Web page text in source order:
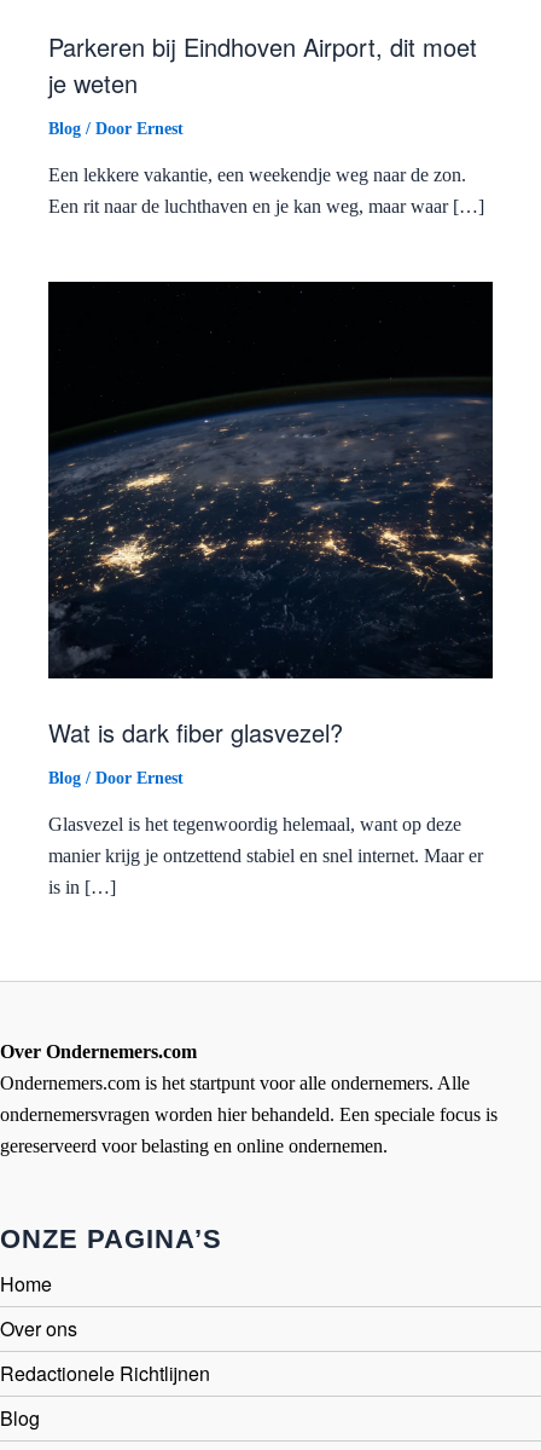
Parkeren bij Eindhoven Airport, dit moet
je weten
Blog / Door Ernest
Een lekkere vakantie, een weekendje weg naar de zon.
Een rit naar de luchthaven en je kan weg, maar waar […]
Wat is dark fiber glasvezel?
Blog / Door Ernest
Glasvezel is het tegenwoordig helemaal, want op deze
manier krijg je ontzettend stabiel en snel internet. Maar er
is in […]
Over Ondernemers.com
Ondernemers.com is het startpunt voor alle ondernemers. Alle
ondernemersvragen worden hier behandeld. Een speciale focus is
gereserveerd voor belasting en online ondernemen.
ONZE PAGINA’S
Home
Over ons
Redactionele Richtlijnen
Blog